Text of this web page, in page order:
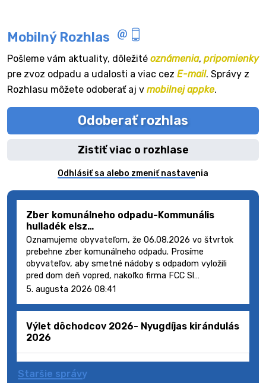
Mobilný Rozhlas
Pošleme vám aktuality, dôležité oznámenia, pripomienky
pre zvoz odpadu a udalosti a viac cez E-mail. Správy z
Rozhlasu môžete odoberať aj v mobilnej appke.
Odoberať rozhlas
Zistiť viac o rozhlase
Odhlásiť sa alebo zmeniť nastavenia
Zber komunálneho odpadu-Kommunális
hulladék elsz…
Oznamujeme obyvateľom, že 06.08.2026 vo štvrtok
prebehne zber komunálneho odpadu. Prosíme
obyvateľov, aby smetné nádoby s odpadom vyložili
pred dom deň vopred, nakoľko firma FCC Sl…
5. augusta 2026 08:41
Výlet dôchodcov 2026- Nyugdíjas kirándulás
2026
Staršie správy